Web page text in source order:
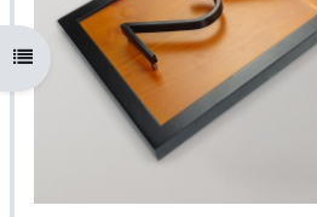
Odpri kazalo predmeta